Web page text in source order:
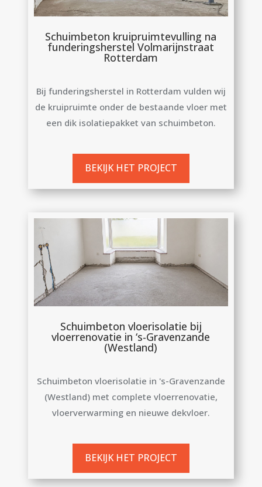
Schuimbeton kruipruimtevulling na
funderingsherstel Volmarijnstraat
Rotterdam
Bij funderingsherstel in Rotterdam vulden wij
de kruipruimte onder de bestaande vloer met
een dik isolatiepakket van schuimbeton.
BEKIJK HET PROJECT
Schuimbeton vloerisolatie bij
vloerrenovatie in ‘s-Gravenzande
(Westland)
Schuimbeton vloerisolatie in 's-Gravenzande
(Westland) met complete vloerrenovatie,
vloerverwarming en nieuwe dekvloer.
BEKIJK HET PROJECT